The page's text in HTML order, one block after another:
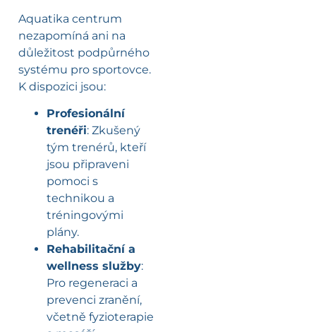
Aquatika centrum
nezapomíná ani na
důležitost podpůrného
systému pro sportovce.
K dispozici jsou:
Profesionální
trenéři: Zkušený
tým trenérů, kteří
jsou připraveni
pomoci s
technikou a
tréningovými
plány.
Rehabilitační a
wellness služby:
Pro regeneraci a
prevenci zranění,
včetně fyzioterapie